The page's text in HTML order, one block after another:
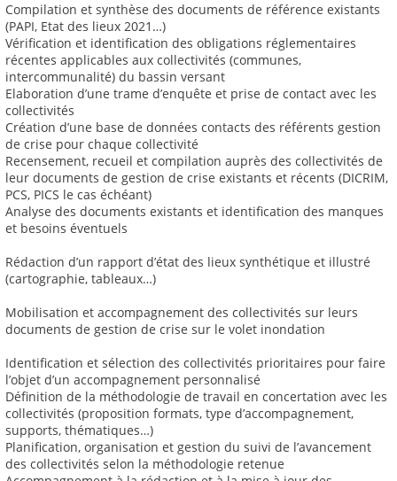
Compilation et synthèse des documents de référence existants
(PAPI, Etat des lieux 2021…)
Vérification et identification des obligations réglementaires
récentes applicables aux collectivités (communes,
intercommunalité) du bassin versant
Elaboration d’une trame d’enquête et prise de contact avec les
collectivités
Création d’une base de données contacts des référents gestion
de crise pour chaque collectivité
Recensement, recueil et compilation auprès des collectivités de
leur documents de gestion de crise existants et récents (DICRIM,
PCS, PICS le cas échéant)
Analyse des documents existants et identification des manques
et besoins éventuels
Rédaction d’un rapport d’état des lieux synthétique et illustré
(cartographie, tableaux…)
Mobilisation et accompagnement des collectivités sur leurs
documents de gestion de crise sur le volet inondation
Identification et sélection des collectivités prioritaires pour faire
l’objet d’un accompagnement personnalisé
Définition de la méthodologie de travail en concertation avec les
collectivités (proposition formats, type d’accompagnement,
supports, thématiques…)
Planification, organisation et gestion du suivi de l’avancement
des collectivités selon la méthodologie retenue